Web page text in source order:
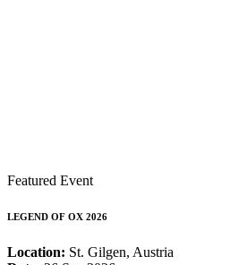
Featured Event
LEGEND OF OX 2026
Location: St. Gilgen, Austria